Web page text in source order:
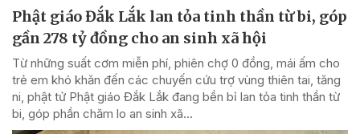
Phật giáo Đắk Lắk lan tỏa tinh thần từ bi, góp
gần 278 tỷ đồng cho an sinh xã hội
Từ những suất cơm miễn phí, phiên chợ 0 đồng, mái ấm cho
trẻ em khó khăn đến các chuyến cứu trợ vùng thiên tai, tăng
ni, phật tử Phật giáo Đắk Lắk đang bền bỉ lan tỏa tinh thần từ
bi, góp phần chăm lo an sinh xã...